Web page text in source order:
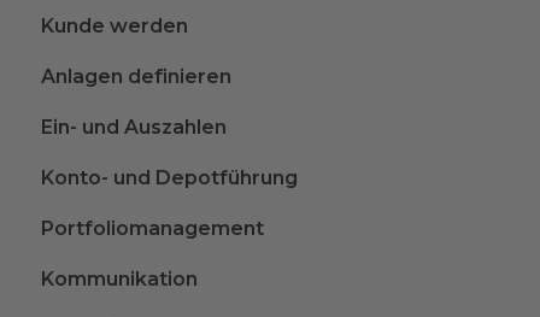
Kunde werden
Anlagen definieren
Ein- und Auszahlen
Konto- und Depotführung
Portfoliomanagement
Kommunikation